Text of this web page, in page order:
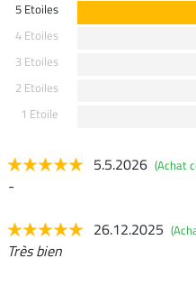
5 Etoiles
4 Etoiles
3 Etoiles
2 Etoiles
1 Etoile
5.5.2026 (Achat
-
26.12.2025
Très bien